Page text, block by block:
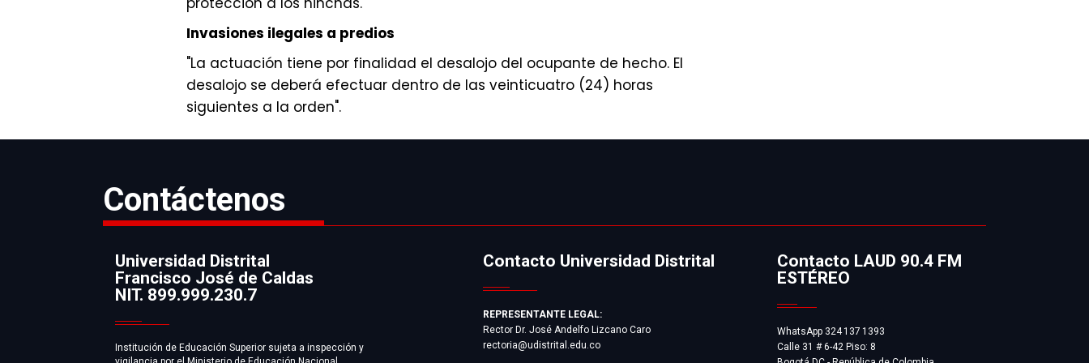
Invasiones ilegales a predios
"La actuación tiene por finalidad el desalojo del ocupante de hecho. El
desalojo se deberá efectuar dentro de las veinticuatro (24) horas
siguientes a la orden".
Contáctenos
Información
Universidad Distrital
Francisco José de Caldas
NIT. 899.999.230.7
Institución de Educación Superior sujeta a inspección y
Contacto Universidad Distrital
REPRESENTANTE LEGAL:
Rector Dr. José Andelfo Lizcano Caro
rectoria@udistrital.edu.co
Contacto LAUD 90.4 FM
ESTÉREO
WhatsApp 324 137 1393
Calle 31 # 6-42 Piso: 8